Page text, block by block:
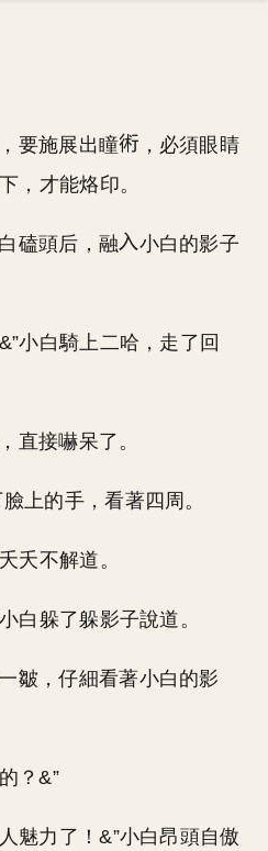
要施展出瞳
，必須眼睛
，才能烙印。
磕頭后，融
小白的影子
小白騎上二哈，走了回
直接嚇呆了。
上的手，看著四周。
夭不解道。
白躲了躲影子說道。
皺，仔細看著小白的影
？&”
魅力了！&”小白昂頭自傲